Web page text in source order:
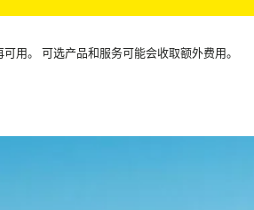
用。 可选产品和服务可能会收取额外费用。